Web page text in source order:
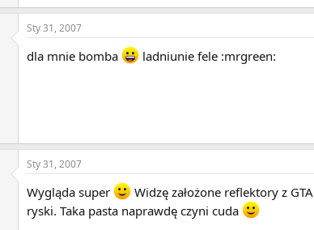
Sty 31, 2007
dla mnie bomba ladniunie fele :mrgreen:
Sty 31, 2007
Wygląda super Widzę założone reflektory z GTA
ryski. Taka pasta naprawdę czyni cuda